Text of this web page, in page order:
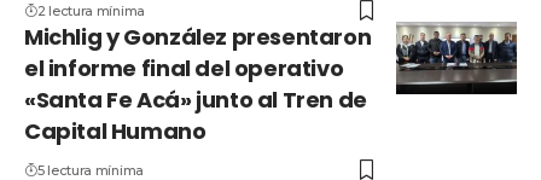
2 lectura mínima
Michlig y González presentaron
el informe final del operativo
«Santa Fe Acá» junto al Tren de
Capital Humano
5 lectura mínima